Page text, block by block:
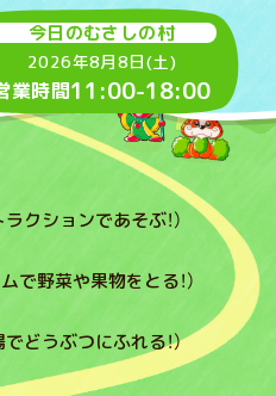
今日のむさしの村
2026年8月8日(土)
業時間11:00-18:00
クションであそぶ！）
で野菜や果物をとる！）
どうぶつにふれる！）